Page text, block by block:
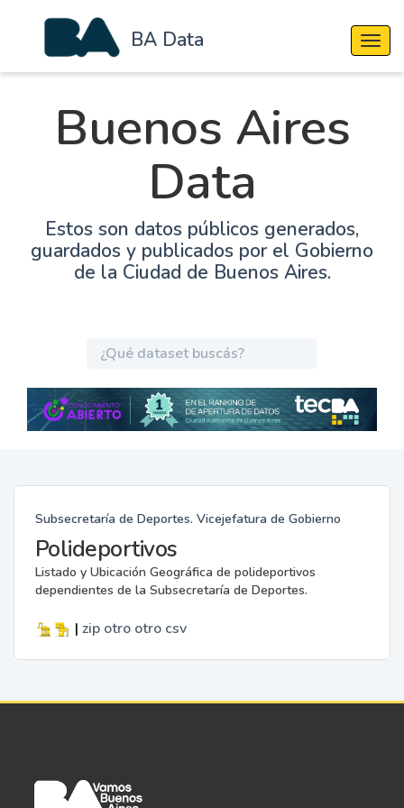
BA Data
Buenos Aires
Data
Estos son datos públicos generados,
guardados y publicados por el Gobierno
de la Ciudad de Buenos Aires.
Subsecretaría de Deportes. Vicejefatura de Gobierno
Polideportivos
Listado y Ubicación Geográfica de polideportivos
dependientes de la Subsecretaría de Deportes.
| zip otro otro csv